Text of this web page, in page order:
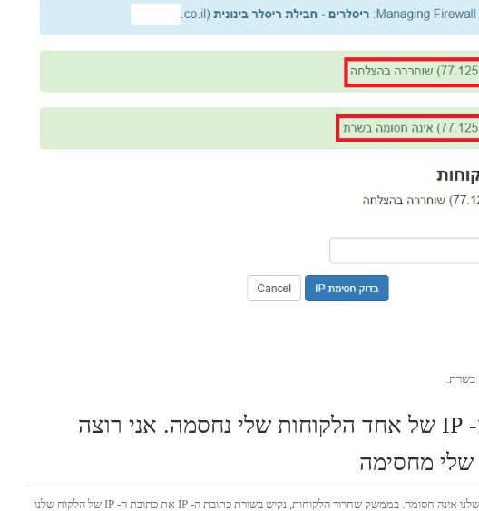
המקרה השני – אני ריסלר וכתובת ה- IP של אחד הלקוחות שלי נחסמה. אני רוצה
במקרה זה ניכנס למערכת שחרור חסימת IP, אך נראה מיד כי כתובת ה- IP שלנו אינה חסומה. בממשק שחרור הלקוחות, נקיש בשורת כתובת ה- IP את כתובת ה- IP של הלקוח שלנו